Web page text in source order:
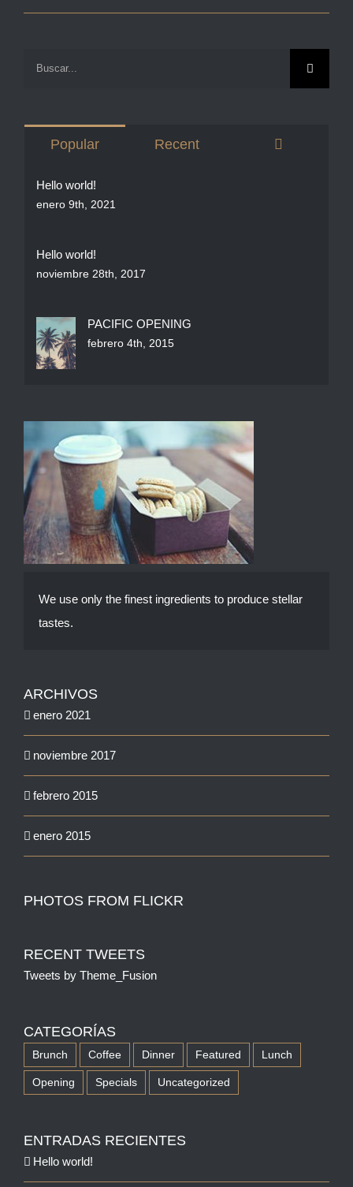
Popular Recent
Hello world!
enero 9th, 2021
Hello world!
noviembre 28th, 2017
PACIFIC OPENING
febrero 4th, 2015
We use only the finest ingredients to produce stellar
tastes.
ARCHIVOS
enero 2021
noviembre 2017
febrero 2015
enero 2015
PHOTOS FROM FLICKR
RECENT TWEETS
Tweets by Theme_Fusion
CATEGORÍAS
Brunch Coffee Dinner Featured Lunch
Opening Specials Uncategorized
ENTRADAS RECIENTES
Hello world!